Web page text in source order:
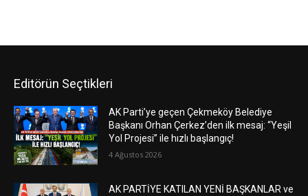
Editörün Seçtikleri
AK Parti’ye geçen Çekmeköy Belediye
Başkanı Orhan Çerkez’den ilk mesaj: “Yeşil
Yol Projesi” ile hızlı başlangıç!
4 Ağustos 2026
AK PARTİYE KATILAN YENİ BAŞKANLAR ve